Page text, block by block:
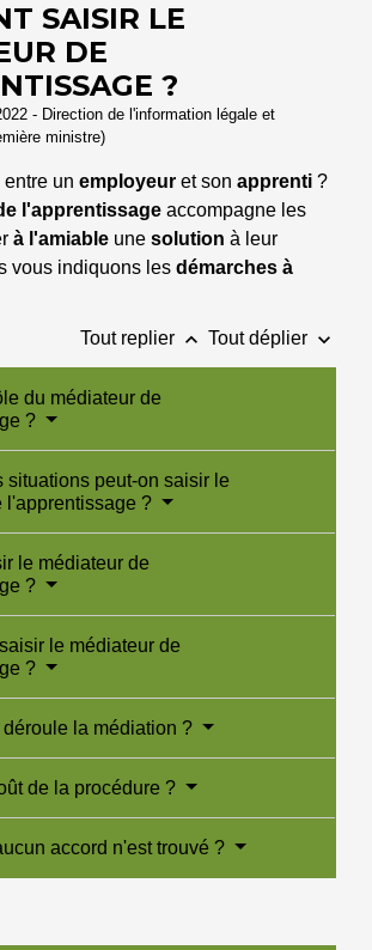
SAISIR LE
DE
?
- Direction de l'information légale et
ministre)
un employeur et son apprenti ?
l'apprentissage accompagne les
à l'amiable une solution à leur
vous indiquons les démarches à
Tout replier keyboard_arrow_up Tout déplier keyboard_arrow_down
du médiateur de
?
situations peut-on saisir le
l'apprentissage ?
le médiateur de
?
le médiateur de
?
la médiation ?
de la procédure ?
accord n'est trouvé ?